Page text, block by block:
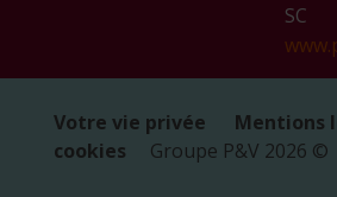
SC
Votre vie privée Mentions
cookies
Groupe P&V 2026 ©